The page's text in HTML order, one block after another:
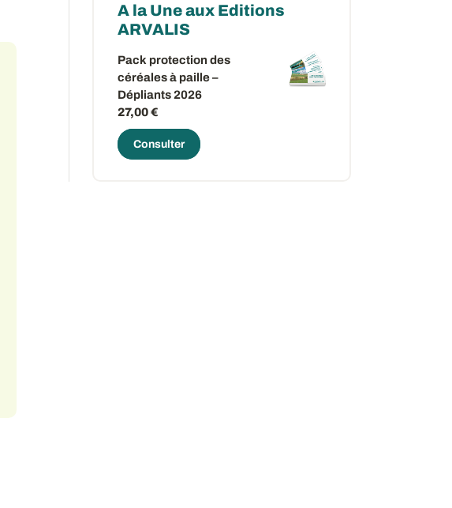
A la Une aux Editions
ARVALIS
Pack protection des
céréales à paille –
Dépliants 2026
27,00 €
Consulter